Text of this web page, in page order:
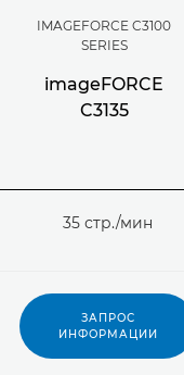
IMAGEFORCE C3100
SERIES
imageFORCE
C3135
35 стр./мин
ЗАПРОС
ИНФОРМАЦИИ